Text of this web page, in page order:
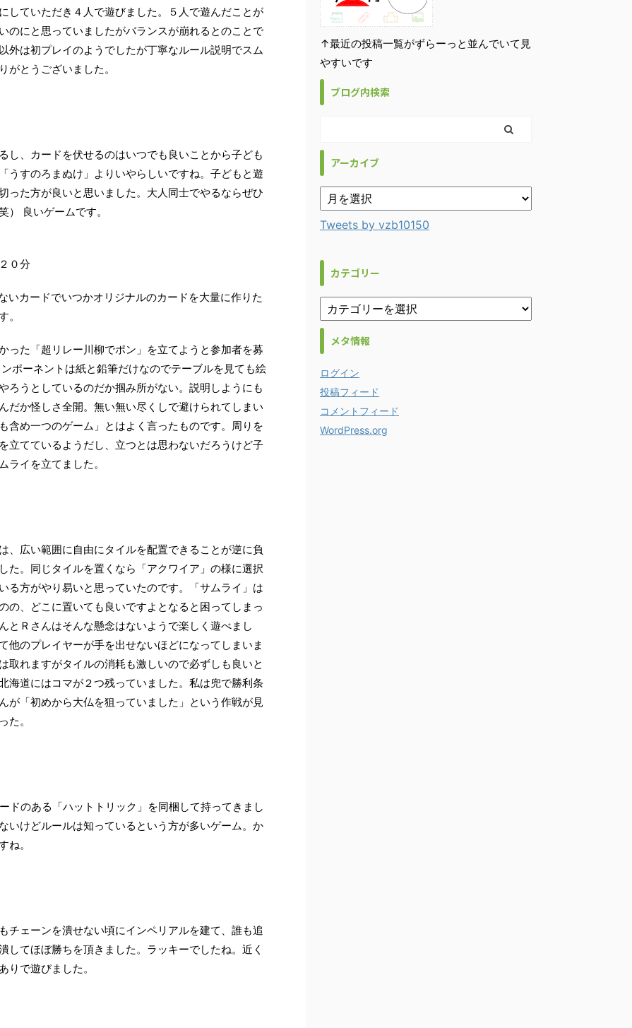
していただき４人で遊びました。５人で遊んだことが
のにと思っていましたがバランスが崩れるとのことで
外は初プレイのようでしたが丁寧なルール説明でスム
がとうございました。
し、カードを伏せるのはいつでも良いことから子ども
うすのろまぬけ」よりいやらしいですね。子どもと遊
った方が良いと思いました。大人同士でやるならぜひ
） 良いゲームです。
０分
いカードでいつかオリジナルのカードを大量に作りた
。
った「超リレー川柳でポン」を立てようと参加者を募
ポーネントは紙と鉛筆だけなのでテーブルを見ても絵
ろうとしているのだか掴み所がない。説明しようにも
だか怪しさ全開。無い無い尽くしで避けられてしまい
含め一つのゲーム」とはよく言ったものです。周りを
立てているようだし、立つとは思わないだろうけど子
ライを立てました。
、広い範囲に自由にタイルを配置できることが逆に負
た。同じタイルを置くなら「アクワイア」の様に選択
る方がやり易いと思っていたのです。「サムライ」は
の、どこに置いても良いですよとなると困ってしまっ
とＲさんはそんな懸念はないようで楽しく遊べまし
他のプレイヤーが手を出せないほどになってしまいま
取れますがタイルの消耗も激しいので必ずしも良いと
海道にはコマが２つ残っていました。私は兜で勝利条
が「初めから大仏を狙っていました」という作戦が見
た。
ドのある「ハットトリック」を同梱して持ってきまし
いけどルールは知っているという方が多いゲーム。か
ね。
チェーンを潰せない頃にインペリアルを建て、誰も追
してほぼ勝ちを頂きました。ラッキーでしたね。近く
りで遊びました。
↑最近の投稿一覧がずらーっと並んでいて見
やすいです
ブログ内検索
アーカイブ
Tweets by vzb10150
カテゴリー
メタ情報
ログイン
投稿フィード
コメントフィード
WordPress.org